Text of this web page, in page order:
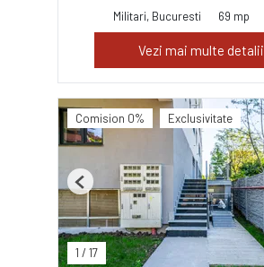
Militari, Bucuresti
69 mp
Vezi mai multe detalii
Comision 0% Exclusivitate
1 / 17
Previous